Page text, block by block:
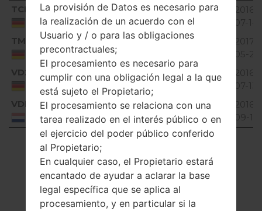
Región
Nombre
de
archivo
OS Talla
TCH
Germany
V10A_00.kdz
Unknown
116.33
2016-
07-14
TMD
Germany
V10I_00.kdz
2017-
05-25
VD2
Germany
V10G_00.kdz
Unknown
130.44
MiB
2016-
07-13
VDN
Netherlands
V10A_00.kdz
Unknown
115.97
MiB
2016-
09-15
Showing 1 to 4 of 4 entries
Previous 1 Next
La provisión de Datos es necesario para
la realización de un acuerdo con el
Usuario y / o para las obligaciones
precontractuales;
El procesamiento es necesario para
cumplir con una obligación legal a la que
está sujeto el Propietario;
El procesamiento se relaciona con una
tarea realizado en el interés público o en
el ejercicio del poder público conferido
al Propietario;
En cualquier caso, el Propietario estará
encantado de ayudar a aclarar la base
legal específica que se aplica al
procesamiento, y en particular si la